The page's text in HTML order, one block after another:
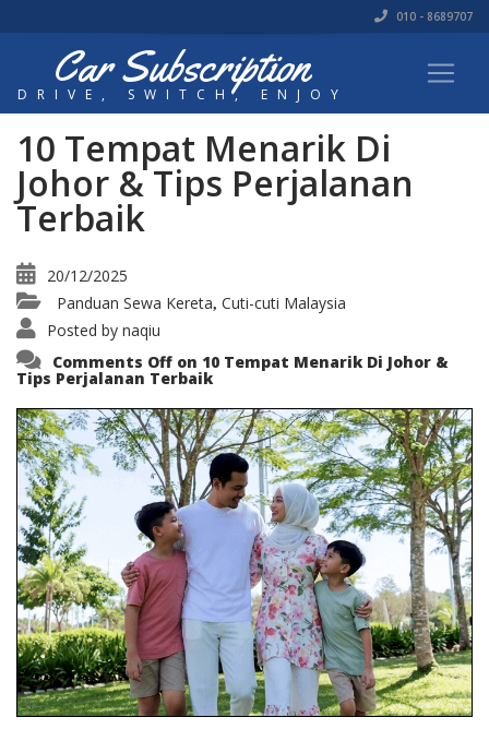
010 - 8689707
Car Subscription
DRIVE, SWITCH, ENJOY
10 Tempat Menarik Di
Johor & Tips Perjalanan
Terbaik
20/12/2025
Panduan Sewa Kereta, Cuti-cuti Malaysia
Posted by naqiu
Comments Off on 10 Tempat Menarik Di Johor &
Tips Perjalanan Terbaik